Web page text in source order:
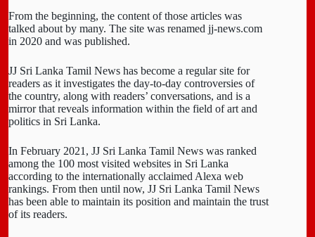
From the beginning, the content of those articles was
talked about by many. The site was renamed jj-news.com
in 2020 and was published.
JJ Sri Lanka Tamil News has become a regular site for
readers as it investigates the day-to-day controversies of
the country, along with readers’ conversations, and is a
mirror that reveals information within the field of art and
politics in Sri Lanka.
In February 2021, JJ Sri Lanka Tamil News was ranked
among the 100 most visited websites in Sri Lanka
according to the internationally acclaimed Alexa web
rankings. From then until now, JJ Sri Lanka Tamil News
has been able to maintain its position and maintain the trust
of its readers.